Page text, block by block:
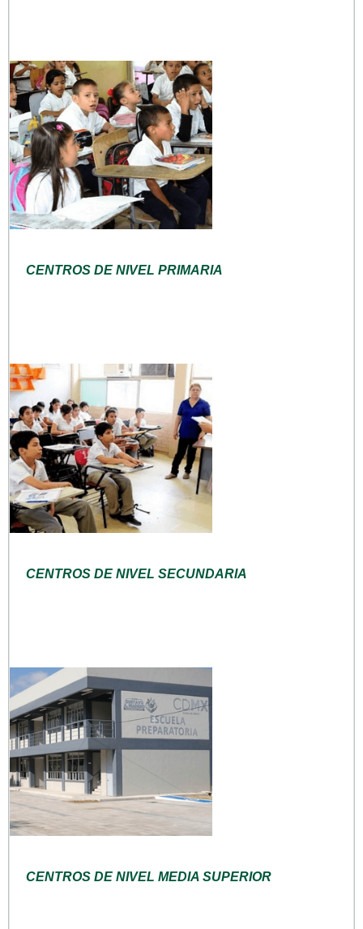
CENTROS DE NIVEL PRIMARIA
CENTROS DE NIVEL SECUNDARIA
CENTROS DE NIVEL MEDIA SUPERIOR